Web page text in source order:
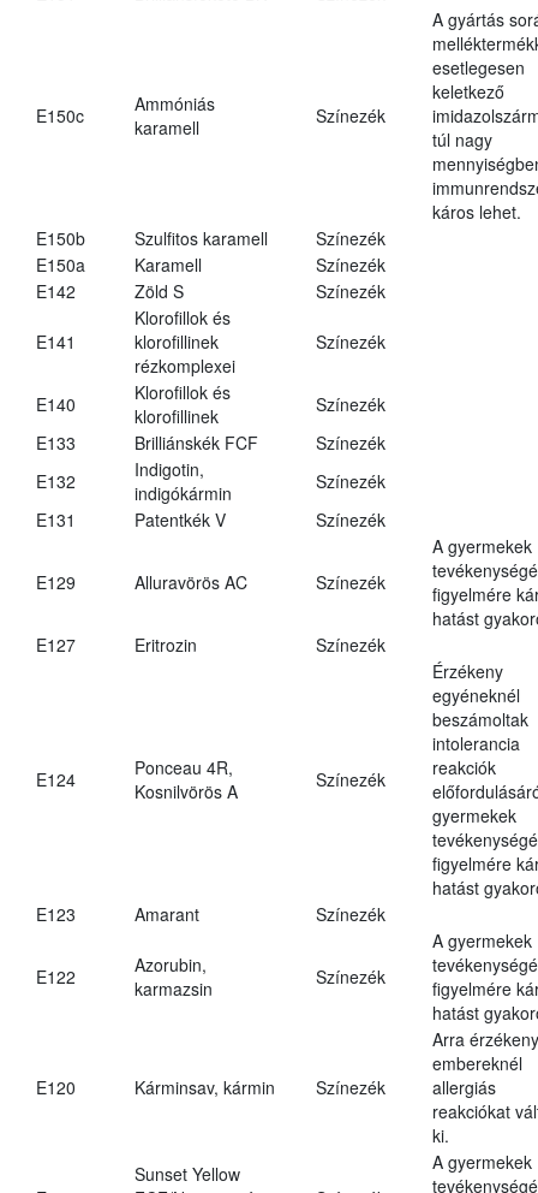
E150c
Ammóniás
karamell
Színezék
A gyártás
esetlegesen
keletkező
túl nagy
káros lehet.
E150b
Szulfitos karamell
Színezék
E150a
Karamell
Színezék
E142
Zöld S Színezék
E141
Klorofillok és
klorofillinek
rézkomplexei
Színezék
E140
Klorofillok és
klorofillinek
Színezék
E133
Brilliánskék FCF
Színezék
E132
Indigotin,
indigókármin
Színezék
E131
Patentkék V Színezék
E129 Alluravörös AC Színezék
A gyermekek
figyelmére
hatást
E127
Eritrozin Színezék
E124
Ponceau 4R,
Kosnilvörös A
Színezék
Érzékeny
egyéneknél
beszámoltak
intolerancia
reakciók
gyermekek
figyelmére
hatást
E123
Amarant Színezék
E122
Azorubin,
karmazsin
Színezék
A gyermekek
figyelmére
hatást
E120 Kárminsav, kármin Színezék
Arra érzékeny
embereknél
allergiás
reakciókat
ki.
Sunset Yellow
A gyermekek